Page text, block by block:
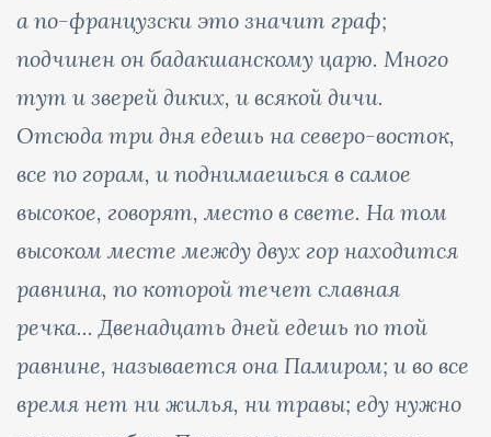
а по-французски это значит граф;
подчинен он бадакшанскому царю. Много
тут и зверей диких, и всякой дичи.
Отсюда три дня едешь на северо-восток,
все по горам, и поднимаешься в самое
высокое, говорят, место в свете. На том
высоком месте между двух гор находится
равнина, по которой течет славная
речка... Двенадцать дней едешь по той
равнине, называется она Памиром; и во все
время нет ни жилья, ни травы; еду нужно